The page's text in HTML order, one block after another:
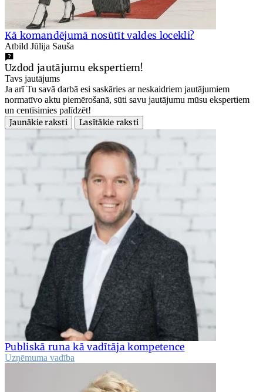
Kā komandējumā nosūtīt valdes locekli?
Atbild Jūlija Sauša
Uzdod jautājumu ekspertiem!
Tavs jautājums
Ja arī Tu savā darbā esi saskāries ar neskaidriem jautājumiem
normatīvo aktu piemērošanā, sūti savu jautājumu mūsu ekspertiem
un centīsimies palīdzēt!
Jaunākie raksti
Lasītākie raksti
Publiskā runa kā vadītāja kompetence
Uzņēmuma vadība